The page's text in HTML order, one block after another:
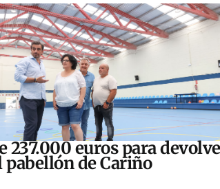
237.000 euros para
pabellón de Cariño